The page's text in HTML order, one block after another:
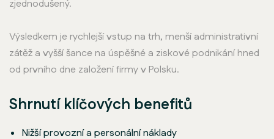
zjednodušený.
Výsledkem je rychlejší vstup na trh, menší administrativní
zátěž a vyšší šance na úspěšné a ziskové podnikání hned
od prvního dne založení firmy v Polsku.
Shrnutí klíčových benefitů
Nižší provozní a personální náklady